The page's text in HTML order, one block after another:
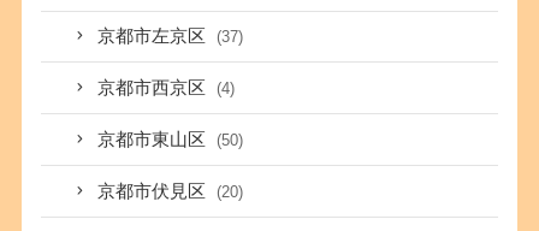
京都市左京区 (37)
京都市西京区 (4)
京都市東山区 (50)
京都市伏見区 (20)